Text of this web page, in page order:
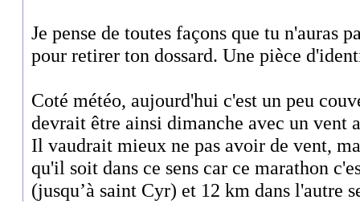
Je pense de toutes façons que tu n'auras
pour retirer ton dossard. Une pièce
Coté météo, aujourd'hui c'est un peu
devrait être ainsi dimanche avec un vent
Il vaudrait mieux ne pas avoir de vent,
qu'il soit dans ce sens car ce marathon
(jusqu’à saint Cyr) et 12 km dans l'autre